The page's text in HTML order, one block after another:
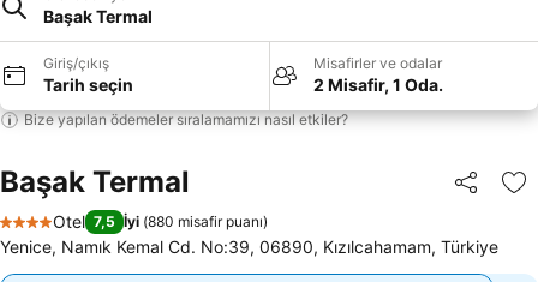
Başak Termal
Giriş/çıkış
Tarih seçin
Misafirler ve odalar
2 Misafir, 1 Oda.
Bize yapılan ödemeler sıralamamızı nasıl etkiler?
Başak Termal Paylaş
4 Yıldız
Otel 7,5 İyi (880 misafir puanı)
Yenice, Namık Kemal Cd. No:39, 06890, Kızılcahamam, Türkiye